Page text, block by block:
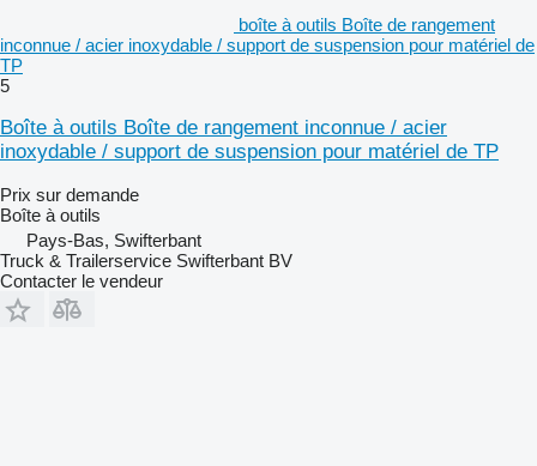
boîte à outils Boîte de rangement
inconnue / acier inoxydable / support de suspension pour matériel de
TP
5
Boîte à outils Boîte de rangement inconnue / acier
inoxydable / support de suspension pour matériel de TP
Prix sur demande
Boîte à outils
Pays-Bas, Swifterbant
Truck & Trailerservice Swifterbant BV
Contacter le vendeur